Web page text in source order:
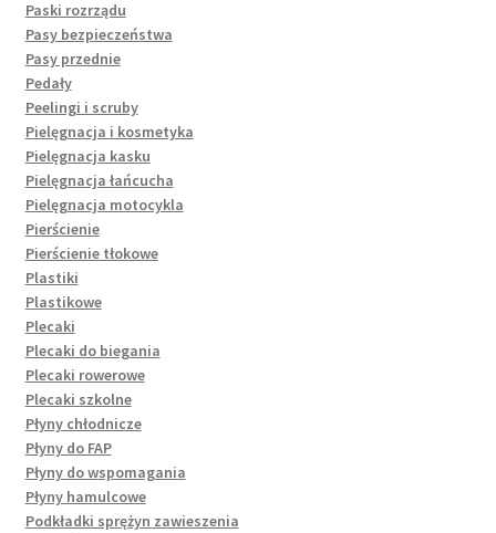
Paski rozrządu
Pasy bezpieczeństwa
Pasy przednie
Pedały
Peelingi i scruby
Pielęgnacja i kosmetyka
Pielęgnacja kasku
Pielęgnacja łańcucha
Pielęgnacja motocykla
Pierścienie
Pierścienie tłokowe
Plastiki
Plastikowe
Plecaki
Plecaki do biegania
Plecaki rowerowe
Plecaki szkolne
Płyny chłodnicze
Płyny do FAP
Płyny do wspomagania
Płyny hamulcowe
Podkładki sprężyn zawieszenia